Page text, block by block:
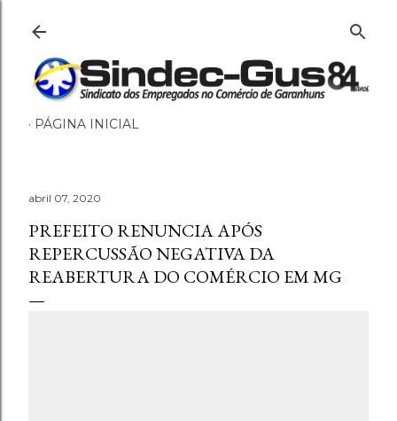
PÁGINA INICIAL
abril 07, 2020
PREFEITO RENUNCIA APÓS
REPERCUSSÃO NEGATIVA DA
REABERTURA DO COMÉRCIO EM MG